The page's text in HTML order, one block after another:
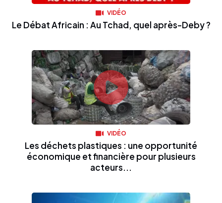
VIDÉO
Le Débat Africain : Au Tchad, quel après-Deby ?
VIDÉO
Les déchets plastiques : une opportunité
économique et financière pour plusieurs
acteurs...